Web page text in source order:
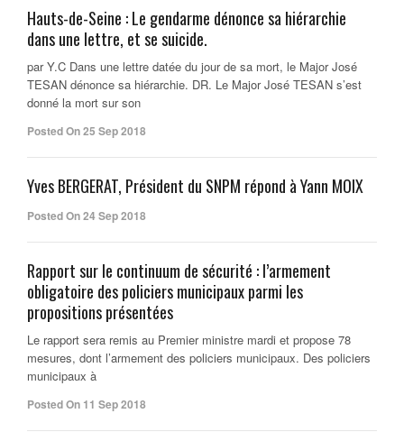
Hauts-de-Seine : Le gendarme dénonce sa hiérarchie
dans une lettre, et se suicide.
par Y.C Dans une lettre datée du jour de sa mort, le Major José
TESAN dénonce sa hiérarchie. DR. Le Major José TESAN s’est
donné la mort sur son
Posted On 25 Sep 2018
Yves BERGERAT, Président du SNPM répond à Yann MOIX
Posted On 24 Sep 2018
Rapport sur le continuum de sécurité : l’armement
obligatoire des policiers municipaux parmi les
propositions présentées
Le rapport sera remis au Premier ministre mardi et propose 78
mesures, dont l’armement des policiers municipaux. Des policiers
municipaux à
Posted On 11 Sep 2018